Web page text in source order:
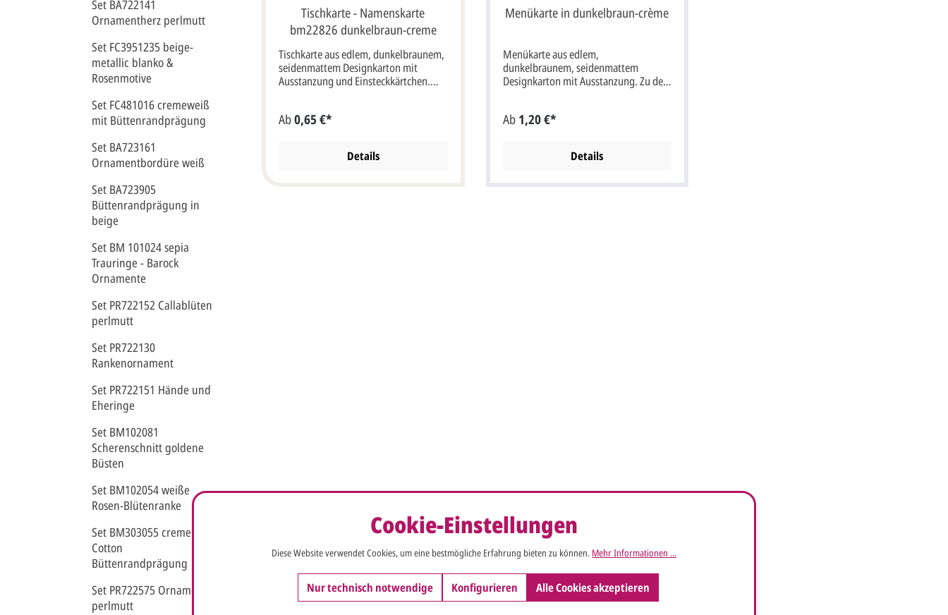
Set BA722141
Ornamentherz perlmutt
Set FC3951235 beige-
metallic blanko &
Rosenmotive
Set FC481016 cremeweiß
mit Büttenrandprägung
Set BA723161
Ornamentbordüre weiß
Set BA723905
Büttenrandprägung in
beige
Set BM 101024 sepia
Trauringe - Barock
Ornamente
Set PR722152 Callablüten
perlmutt
Set PR722130
Rankenornament
Set PR722151 Hände und
Eheringe
Set BM102081
Scherenschnitt goldene
Büsten
Set BM102054 weiße
Rosen-Blütenranke
Set BM303055 creme Pure
Cotton
Büttenrandprägung
Set PR722575 Ornament
perlmutt
Tischkarte - Namenskarte
bm22826 dunkelbraun-creme
Tischkarte aus edlem, dunkelbraunem,
seidenmattem Designkarton mit
Ausstanzung und Einsteckkärtchen.
Menükarten werden ohne
Ab0,65 €*
Details
Menükarte in dunkelbraun-crème
Menükarte aus edlem,
dunkelbraunem, seidenmattem
Designkarton mit Ausstanzung. Zu der
"&" Zeichen plano geliefert.
(20x17 cm aufgeklappt bxh Tisch- und
Menükarten werden ohne
Ab 1,20 €*
Details
Cookie-Einstellungen
Diese Website verwendet Cookies, um eine bestmögliche Erfahrung bieten zu können. Mehr Informationen ...
Nur technisch notwendige Konfigurieren Alle Cookies akzeptieren